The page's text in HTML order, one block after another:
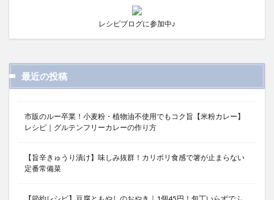
レシピブログに参加中♪
最近の投稿
市販のルー卒業！小麦粉・植物油不使用でもコク旨【米粉カレー】
レシピ｜グルテンフリーカレーの作り方
【旨辛きゅうり漬け】味しみ抜群！カリポリ食感で箸が止まらない
定番常備菜